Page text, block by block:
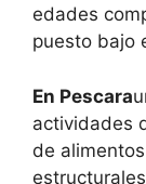
edades
puesto bajo
En Pescara
actividades
de